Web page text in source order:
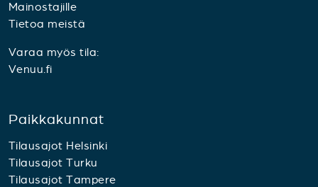
Mainostajille
Tietoa meistä
Varaa myös tila:
Venuu.fi
Paikkakunnat
Tilausajot Helsinki
Tilausajot Turku
Tilausajot Tampere